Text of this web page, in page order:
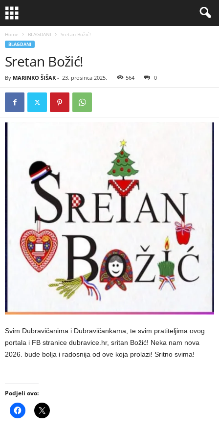
Home BLAGDANI Sretan Božić!
BLAGDANI
Sretan Božić!
By MARINKO ŠIŠAK - 23. prosinca 2025. 564 0
Svim Dubravičanima i Dubravičankama, te svim pratiteljima ovog
portala i FB stranice dubravice.hr, sritan Božić! Neka nam nova
2026. bude bolja i radosnija od ove koja prolazi! Sritno svima!
Podjeli ovo: